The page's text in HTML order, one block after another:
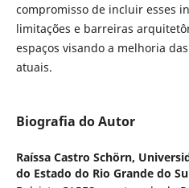
compromisso de incluir esses
limitações e barreiras
espaços visando a melhoria
atuais.
Biografia do Autor
Raíssa Castro Schörn,
do Estado do Rio Grande do